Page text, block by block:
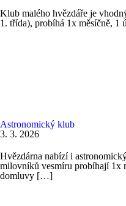
Klub malého hvězdáře je
1. třída), probíhá 1x měsíčně, 1
Astronomický klub
3. 3. 2026
Hvězdárna nabízí i
milovníků vesmíru probíhají 1x
domluvy […]